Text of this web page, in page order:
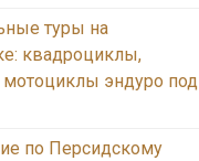
туры на
квадроциклы,
мотоциклы эндуро под
по Персидскому